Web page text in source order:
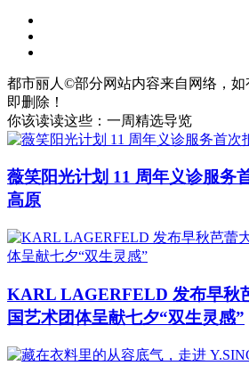
都市丽人©部分网站内容来自网络，
即删除！
你该读读这些：一周精选导览
薇笑阳光计划 11 周年义诊服务
高原
KARL LAGERFELD 发布早秋
国艺术团体呈献七夕“双生灵感”